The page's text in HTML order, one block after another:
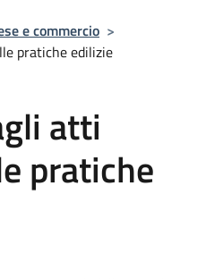
e commercio >
pratiche edilizie
atti
pratiche